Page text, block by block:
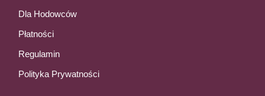
Dla Hodowców
Płatności
Regulamin
Polityka Prywatności